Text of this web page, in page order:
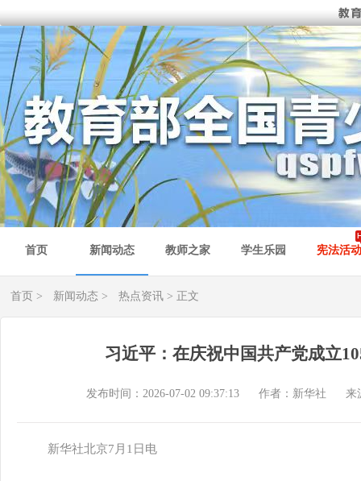
首页 新闻动态 教师之家 学生乐园 宪法活动
首页 > 新闻动态 > 热点资讯 > 正文
习近平：在庆祝中国共产党成立
发布时间：2026-07-02 09:37:13 作者：新华社 来
新华社北京7月1日电